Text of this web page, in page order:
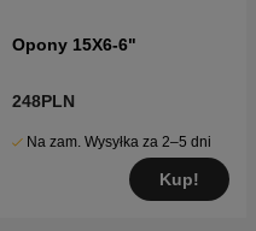
Opony 15X6-6"
248PLN
Na zam. Wysyłka za 2–5 dni
Kup!